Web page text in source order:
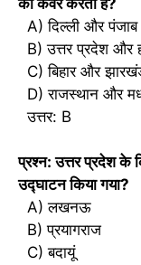
A) दिल्ली और पंजाब
B) उत्तर प्रदेश और
C) बिहार और
D) राजस्थान और
उत्तर: B
प्रश्न: उत्तर प्रदेश के
उद्घाटन किया गया?
A) लखनऊ
B) प्रयागराज
C) बदायूं